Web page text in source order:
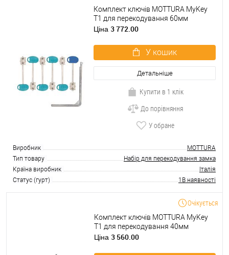
Комплект ключів MOTTURA MyKey
Т1 для перекодування 60мм
Ціна 3 772.00
У кошик
Детальніше
Купити в 1 клік
До порівняння
У обране
Виробник
MOTTURA
Тип товару
Набір для перекодування замка
Країна виробник
Італія
Статус (гурт)
1В наявності
Очікується
Комплект ключів MOTTURA MyKey
Т1 для перекодування 40мм
Ціна 3 560.00